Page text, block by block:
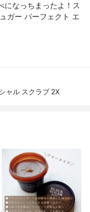
になっちまったよ！ス
ガー パーフェクト エ
ャル スクラブ 2X